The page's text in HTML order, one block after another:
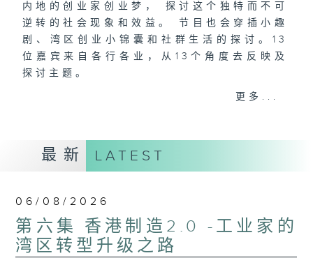
内地的创业家创业梦， 探讨这个独特而不可
逆转的社会现象和效益。 节目也会穿插小趣
剧、湾区创业小锦囊和社群生活的探讨。13
位嘉宾来自各行各业，从13个角度去反映及
探讨主题。
更多...
最新 LATEST
06/08/2026
第六集 香港制造2.0 -工业家的
湾区转型升级之路